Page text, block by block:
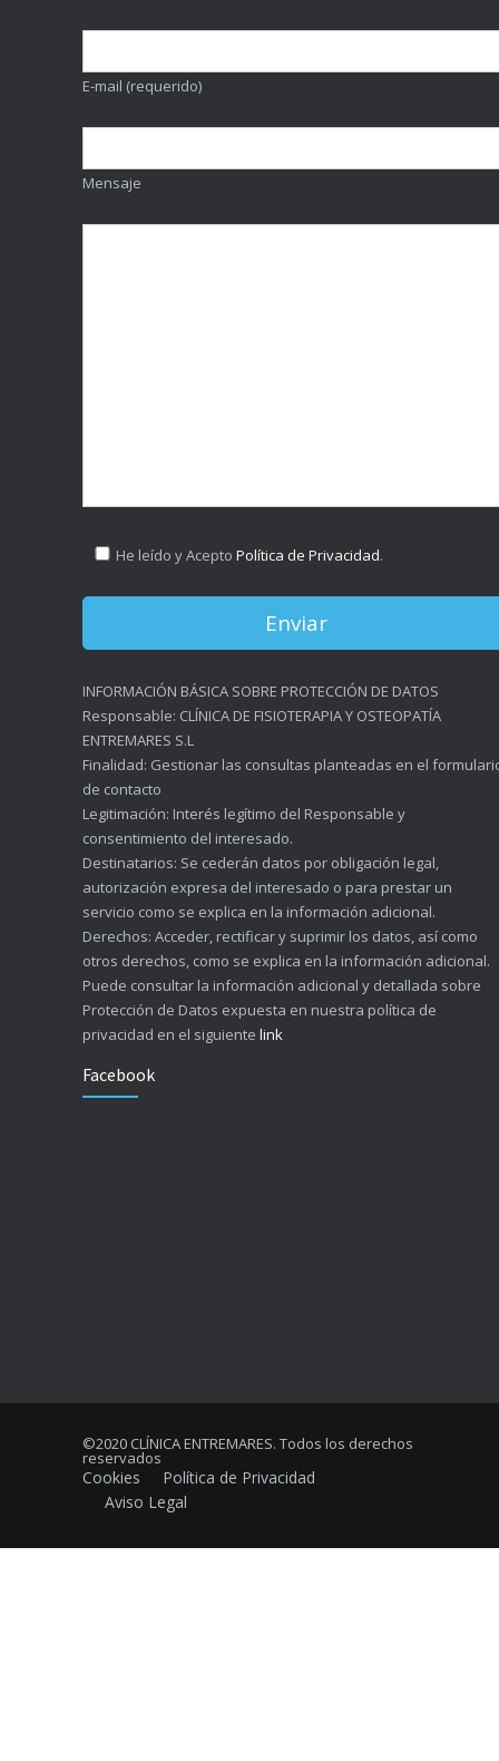
E-mail (requerido)
Mensaje
He leído y Acepto Política de Privacidad.
INFORMACIÓN BÁSICA SOBRE PROTECCIÓN DE DATOS
Responsable: CLÍNICA DE FISIOTERAPIA Y OSTEOPATÍA
ENTREMARES S.L
Finalidad: Gestionar las consultas planteadas en el
de contacto
Legitimación: Interés legítimo del Responsable y
consentimiento del interesado.
Destinatarios: Se cederán datos por obligación legal,
autorización expresa del interesado o para prestar un
servicio como se explica en la información adicional.
Derechos: Acceder, rectificar y suprimir los datos, así como
otros derechos, como se explica en la información adicional.
Puede consultar la información adicional y detallada sobre
Protección de Datos expuesta en nuestra política de
privacidad en el siguiente link
Facebook
©2020 CLÍNICA ENTREMARES. Todos los derechos
reservados
Cookies
Política de Privacidad
Aviso Legal